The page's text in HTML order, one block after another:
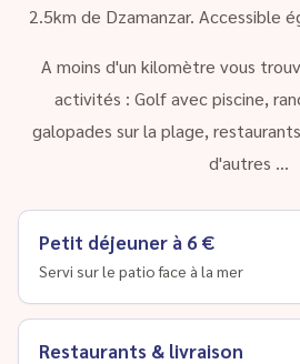
2.5km de Dzamanzar. Accessible
A moins d'un kilomètre vous
activités : Golf avec piscine,
galopades sur la plage, restaurants
d'autres …
Petit déjeuner à 6 €
Servi sur le patio face à la mer
Restaurants & livraison